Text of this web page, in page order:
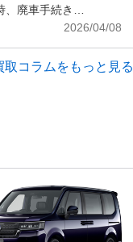
、廃車手続き…
2026/04/08
取コラムをもっと見る